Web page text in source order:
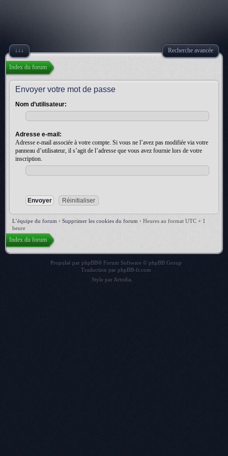
↓↓↓ Recherche avancée
Index du forum
Envoyer votre mot de passe
Nom d’utilisateur:
Adresse e-mail:
Adresse e-mail associée à votre compte. Si vous ne l’avez pas modifiée via votre
panneau d’utilisateur, il s’agit de l’adresse que vous avez fournie lors de votre
inscription.
L’équipe du forum • Supprimer les cookies du forum • Heures au format UTC + 1
heure
Index du forum
Propulsé par phpBB® Forum Software © phpBB Group
Traduction par phpBB-fr.com
Style par Artodia